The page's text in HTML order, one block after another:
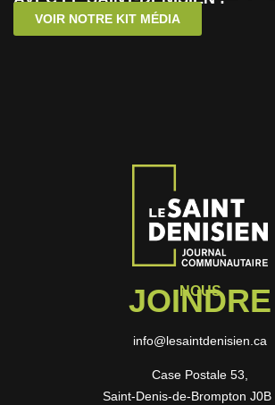
VOIR NOTRE KIT MÉDIA
NOUS
JOINDRE
info@lesaintdenisien.ca
Case Postale 53,
Saint-Denis-de-Brompton J0B